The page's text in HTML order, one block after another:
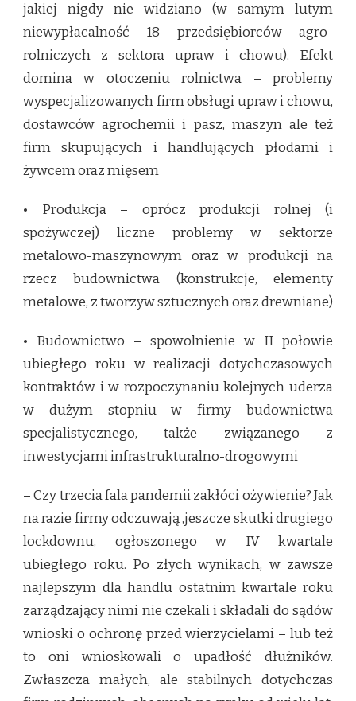
jakiej nigdy nie widziano (w samym lutym
niewypłacalność 18 przedsiębiorców agro-
rolniczych z sektora upraw i chowu). Efekt
domina w otoczeniu rolnictwa – problemy
wyspecjalizowanych firm obsługi upraw i chowu,
dostawców agrochemii i pasz, maszyn ale też
firm skupujących i handlujących płodami i
żywcem oraz mięsem
• Produkcja – oprócz produkcji rolnej (i
spożywczej) liczne problemy w sektorze
metalowo-maszynowym oraz w produkcji na
rzecz budownictwa (konstrukcje, elementy
metalowe, z tworzyw sztucznych oraz drewniane)
• Budownictwo – spowolnienie w II połowie
ubiegłego roku w realizacji dotychczasowych
kontraktów i w rozpoczynaniu kolejnych uderza
w dużym stopniu w firmy budownictwa
specjalistycznego, także związanego z
inwestycjami infrastrukturalno-drogowymi
– Czy trzecia fala pandemii zakłóci ożywienie? Jak
na razie firmy odczuwają ,jeszcze skutki drugiego
lockdownu, ogłoszonego w IV kwartale
ubiegłego roku. Po złych wynikach, w zawsze
najlepszym dla handlu ostatnim kwartale roku
zarządzający nimi nie czekali i składali do sądów
wnioski o ochronę przed wierzycielami – lub też
to oni wnioskowali o upadłość dłużników.
Zwłaszcza małych, ale stabilnych dotychczas